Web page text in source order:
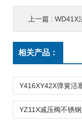
上一篇 : WD41X
相关产品：